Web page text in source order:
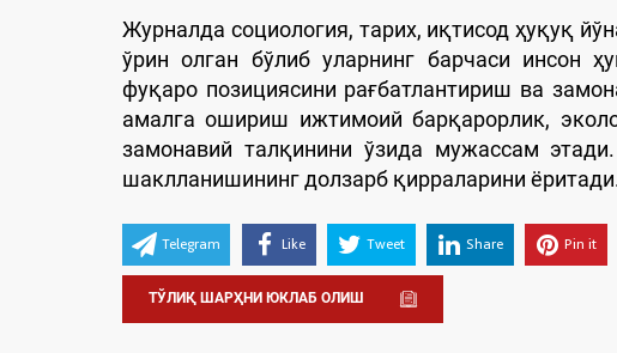
Журналда социология, тарих, иқтисод ҳуқуқ
ўрин олган бўлиб уларнинг барчаси инсон
фуқаро позициясини рағбатлантириш ва
амалга ошириш ижтимоий барқарорлик,
замонавий талқинини ўзида мужассам
шаклланишининг долзарб қирраларини
Telegram Like Tweet Share Pin it
ТЎЛИҚ ШАРҲНИ ЮКЛАБ ОЛИШ